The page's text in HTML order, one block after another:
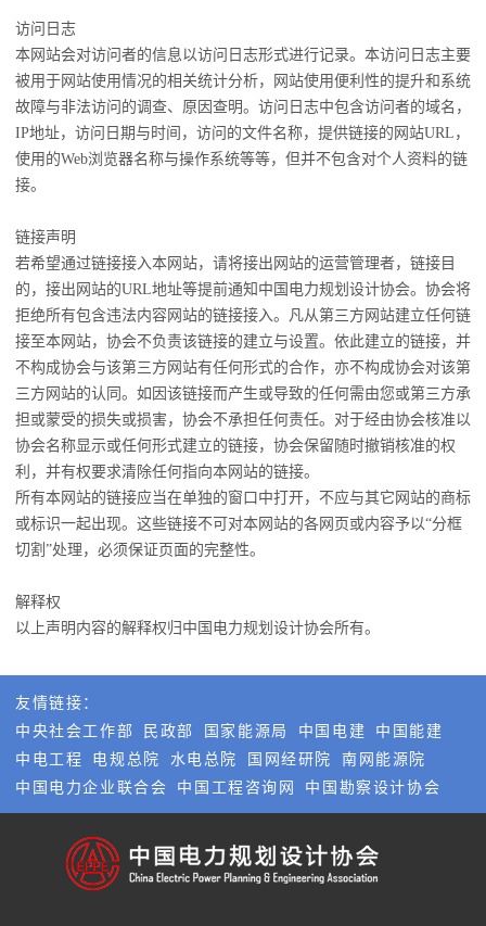
访问日志
本网站会对访问者的信息以访问日志形式进行记录。本访问日志主要
被用于网站使用情况的相关统计分析，网站使用便利性的提升和系统
故障与非法访问的调查、原因查明。访问日志中包含访问者的域名，
IP地址，访问日期与时间，访问的文件名称，提供链接的网站URL，
使用的Web浏览器名称与操作系统等等，但并不包含对个人资料的链
接。
链接声明
若希望通过链接接入本网站，请将接出网站的运营管理者，链接目
的，接出网站的URL地址等提前通知中国电力规划设计协会。协会将
拒绝所有包含违法内容网站的链接接入。凡从第三方网站建立任何链
接至本网站，协会不负责该链接的建立与设置。依此建立的链接，并
不构成协会与该第三方网站有任何形式的合作，亦不构成协会对该第
三方网站的认同。如因该链接而产生或导致的任何需由您或第三方承
担或蒙受的损失或损害，协会不承担任何责任。对于经由协会核准以
协会名称显示或任何形式建立的链接，协会保留随时撤销核准的权
利，并有权要求清除任何指向本网站的链接。
所有本网站的链接应当在单独的窗口中打开，不应与其它网站的商标
或标识一起出现。这些链接不可对本网站的各网页或内容予以“分框
切割”处理，必须保证页面的完整性。
解释权
以上声明内容的解释权归中国电力规划设计协会所有。
友情链接：
中央社会工作部
民政部 国家能源局 中国电建
中国能建
中电工程
电规总院 水电总院 国网经研院
南网能源院
中国电力企业联合会
中国工程咨询网 中国勘察设计协会